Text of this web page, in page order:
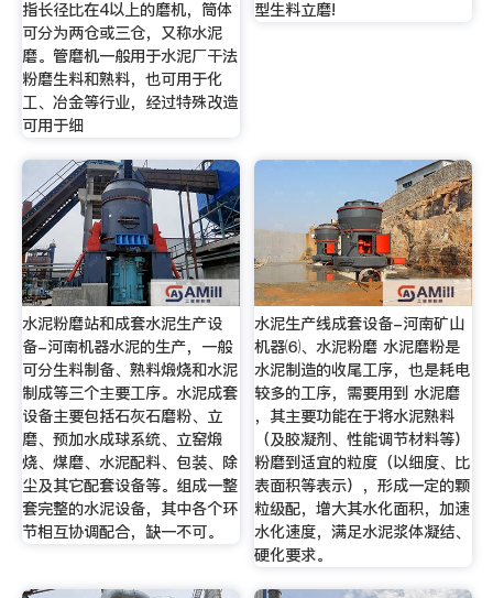
指长径比在4以上的磨机，筒体
可分为两仓或三仓，又称水泥
磨。管磨机一般用于水泥厂干法
粉磨生料和熟料，也可用于化
工、冶金等行业，经过特殊改造
可用于细
型生料立磨!
水泥粉磨站和成套水泥生产设
备-河南机器水泥的生产，一般
可分生料制备、熟料煅烧和水泥
制成等三个主要工序。水泥成套
设备主要包括石灰石磨粉、立
磨、预加水成球系统、立窑煅
烧、煤磨、水泥配料、包装、除
尘及其它配套设备等。组成一整
套完整的水泥设备，其中各个环
节相互协调配合，缺一不可。
水泥生产线成套设备-河南矿山
机器⑹、水泥粉磨 水泥磨粉是
水泥制造的收尾工序，也是耗电
较多的工序，需要用到 水泥磨
，其主要功能在于将水泥熟料
（及胶凝剂、性能调节材料等）
粉磨到适宜的粒度（以细度、比
表面积等表示），形成一定的颗
粒级配，增大其水化面积，加速
水化速度，满足水泥浆体凝结、
硬化要求。